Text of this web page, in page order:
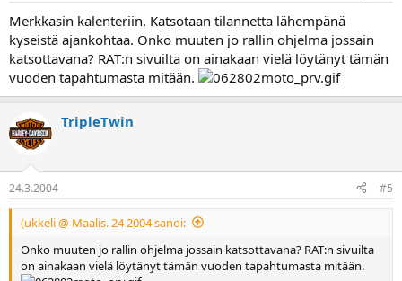
Merkkasin kalenteriin. Katsotaan tilannetta lähempänä
kyseistä ajankohtaa. Onko muuten jo rallin ohjelma jossain
katsottavana? RAT:n sivuilta on ainakaan vielä löytänyt tämän
vuoden tapahtumasta mitään.
TripleTwin
24.3.2004 #5
(ukkeli @ Maalis. 24 2004 sanoi:
Onko muuten jo rallin ohjelma jossain katsottavana? RAT:n sivuilta
on ainakaan vielä löytänyt tämän vuoden tapahtumasta mitään.